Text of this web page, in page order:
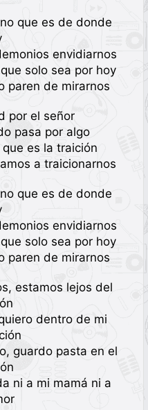
que es de donde
envidiarnos
solo sea por hoy
paren de mirarnos
por el señor
pasa por algo
es la traición
a traicionarnos
que es de donde
envidiarnos
solo sea por hoy
paren de mirarnos
estamos lejos del
dentro de mi
guardo pasta en el
ni a mi mamá ni a